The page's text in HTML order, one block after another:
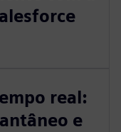
real:
e